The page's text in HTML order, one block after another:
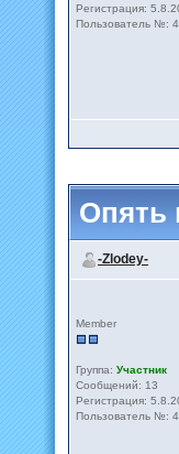
Регистрация:
Пользователь №: 4
Опять
-Zlodey-
Member
Группа: Участник
Сообщений: 13
Регистрация:
Пользователь №: 4